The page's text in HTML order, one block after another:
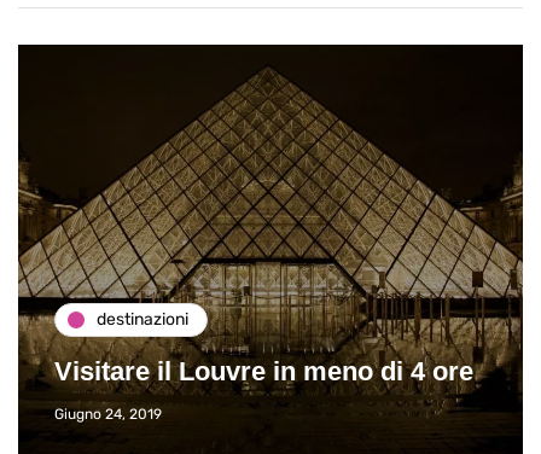
destinazioni
Visitare il Louvre in meno di 4 ore
Giugno 24, 2019